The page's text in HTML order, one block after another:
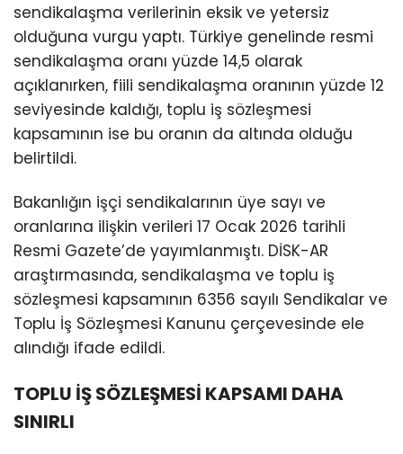
sendikalaşma verilerinin eksik ve yetersiz
olduğuna vurgu yaptı. Türkiye genelinde resmi
sendikalaşma oranı yüzde 14,5 olarak
açıklanırken, fiili sendikalaşma oranının yüzde 12
seviyesinde kaldığı, toplu iş sözleşmesi
kapsamının ise bu oranın da altında olduğu
belirtildi.
Bakanlığın işçi sendikalarının üye sayı ve
oranlarına ilişkin verileri 17 Ocak 2026 tarihli
Resmi Gazete’de yayımlanmıştı. DİSK-AR
araştırmasında, sendikalaşma ve toplu iş
sözleşmesi kapsamının 6356 sayılı Sendikalar ve
Toplu İş Sözleşmesi Kanunu çerçevesinde ele
alındığı ifade edildi.
TOPLU İŞ SÖZLEŞMESİ KAPSAMI DAHA
SINIRLI